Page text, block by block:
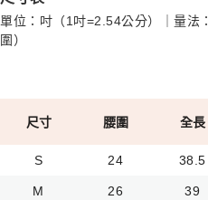
單位：吋（1吋=2.54公分）｜量法
圍）
尺寸 腰圍 全長
S 24 38.5
M 26 39